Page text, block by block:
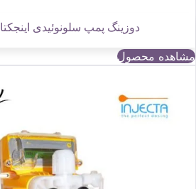
دوزینگ پمپ سلونوئیدی اینجکتا ATHENA BT
مشاهده محصول